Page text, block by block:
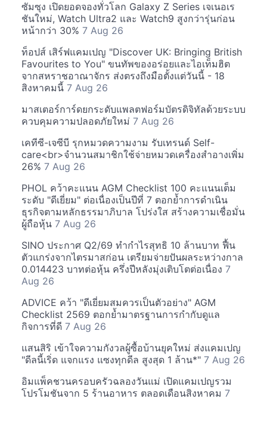
ซัมซุง เปิดยอดจองทั่วโลก Galaxy Z Series เจเนอเร
ชันใหม่, Watch Ultra2 และ Watch9 สูงกว่ารุ่นก่อน
หน้ากว่า 30% 7 Aug 26
ท็อปส์ เสิร์ฟแคมเปญ "Discover UK: Bringing British
Favourites to You" ขนทัพของอร่อยและไอเท็มฮิต
จากสหราชอาณาจักร ส่งตรงถึงมือตั้งแต่วันนี้ - 18
สิงหาคมนี้ 7 Aug 26
มาสเตอร์การ์ดยกระดับแพลตฟอร์มบัตรดิจิทัลด้วยระบบ
ควบคุมความปลอดภัยใหม่ 7 Aug 26
เคทีซี-เจซีบี รุกหมวดความงาม รับเทรนด์ Self-
care<br>จำนวนสมาชิกใช้จ่ายหมวดเครื่องสำอางเพิ่ม
26% 7 Aug 26
PHOL คว้าคะแนน AGM Checklist 100 คะแนนเต็ม
ระดับ "ดีเยี่ยม" ต่อเนื่องเป็นปีที่ 7 ตอกย้ำการดำเนิน
ธุรกิจตามหลักธรรมาภิบาล โปร่งใส สร้างความเชื่อมั่น
ผู้ถือหุ้น 7 Aug 26
SINO ประกาศ Q2/69 ทำกำไรสุทธิ 10 ล้านบาท ฟื้น
ตัวแกร่งจากไตรมาสก่อน เตรียมจ่ายปันผลระหว่างกาล
0.014423 บาทต่อหุ้น ครึ่งปีหลังมุ่งเติบโตต่อเนื่อง 7
Aug 26
ADVICE คว้า "ดีเยี่ยมสมควรเป็นตัวอย่าง" AGM
Checklist 2569 ตอกย้ำมาตรฐานการกำกับดูแล
กิจการที่ดี 7 Aug 26
แสนสิริ เข้าใจความกังวลผู้ซื้อบ้านยุคใหม่ ส่งแคมเปญ
"ดีลนี้เริ่ด แจกแรง แซงทุกดีล สูงสุด 1 ล้าน*" 7 Aug 26
อิมแพ็คชวนครอบครัวฉลองวันแม่ เปิดแคมเปญรวม
โปรโมชันจาก 5 ร้านอาหาร ตลอดเดือนสิงหาคม 7